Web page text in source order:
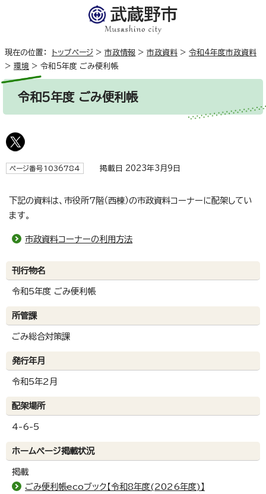
現在の位置： トップページ > 市政情報 > 市政資料 > 令和4年度市政資料
> 環境 > 令和5年度 ごみ便利帳
令和5年度 ごみ便利帳
ページ番号1036784 掲載日 2023年3月9日
下記の資料は、市役所7階（西棟）の市政資料コーナーに配架してい
ます。
市政資料コーナーの利用方法
刊行物名
令和5年度 ごみ便利帳
所管課
ごみ総合対策課
発行年月
令和5年2月
配架場所
4-6-5
ホームページ掲載状況
掲載
ごみ便利帳ecoブック【令和8年度(2026年度)】